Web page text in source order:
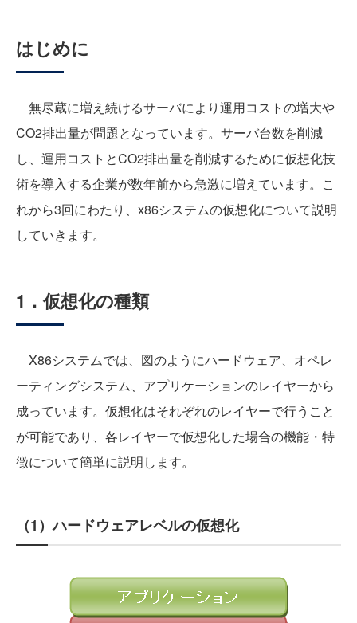
はじめに
無尽蔵に増え続けるサーバにより運用コストの増大や
CO2排出量が問題となっています。サーバ台数を削減
し、運用コストとCO2排出量を削減するために仮想化技
術を導入する企業が数年前から急激に増えています。こ
れから3回にわたり、x86システムの仮想化について説明
していきます。
1．仮想化の種類
X86システムでは、図のようにハードウェア、オペレ
ーティングシステム、アプリケーションのレイヤーから
成っています。仮想化はそれぞれのレイヤーで行うこと
が可能であり、各レイヤーで仮想化した場合の機能・特
徴について簡単に説明します。
（1）ハードウェアレベルの仮想化